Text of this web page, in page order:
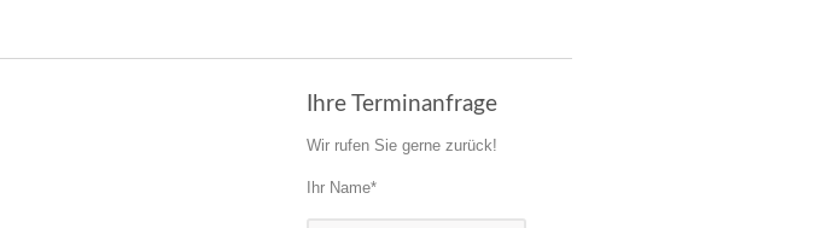
Ihre Terminanfrage
Wir rufen Sie gerne zurück!
Ihr Name*